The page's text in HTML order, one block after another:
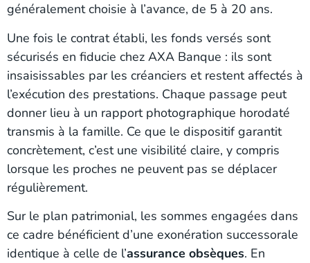
généralement choisie à l’avance, de 5 à 20 ans.
Une fois le contrat établi, les fonds versés sont
sécurisés en fiducie chez AXA Banque : ils sont
insaisissables par les créanciers et restent affectés à
l’exécution des prestations. Chaque passage peut
donner lieu à un rapport photographique horodaté
transmis à la famille. Ce que le dispositif garantit
concrètement, c’est une visibilité claire, y compris
lorsque les proches ne peuvent pas se déplacer
régulièrement.
Sur le plan patrimonial, les sommes engagées dans
ce cadre bénéficient d’une exonération successorale
identique à celle de l’assurance obsèques. En